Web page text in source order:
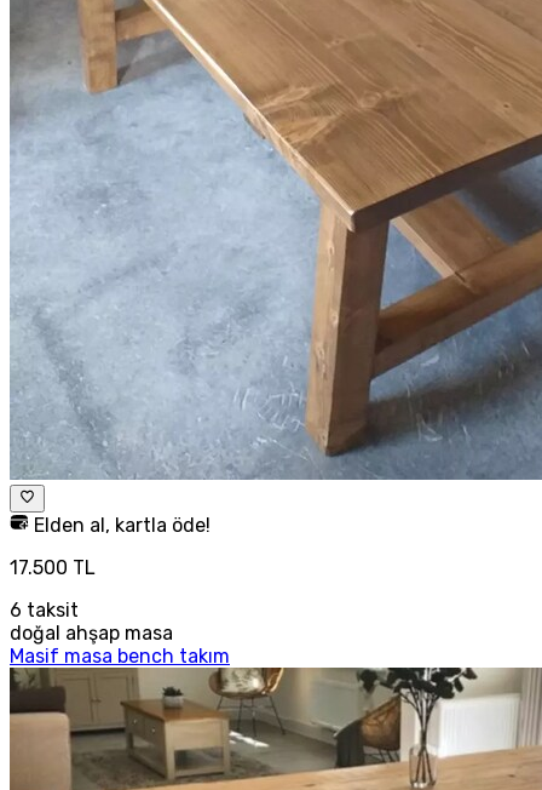
Elden al, kartla öde!
17.500 TL
6 taksit
doğal ahşap masa
Masif masa bench takım